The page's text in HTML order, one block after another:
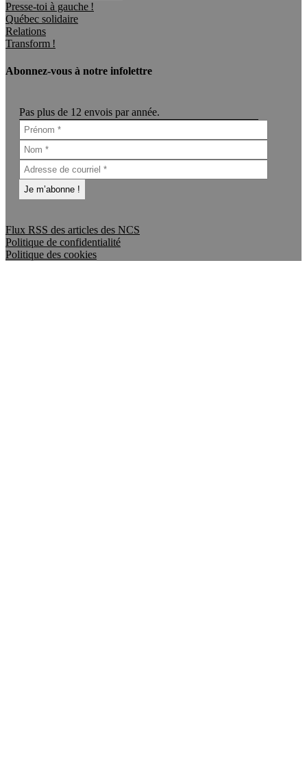
Presse-toi à gauche !
Québec solidaire
Relations
Transform !
Abonnez-vous à notre infolettre
Pas plus de 12 envois par année.
Flux RSS des articles des NCS
Politique de confidentialité
Politique des cookies